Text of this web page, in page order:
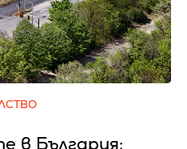
в България: